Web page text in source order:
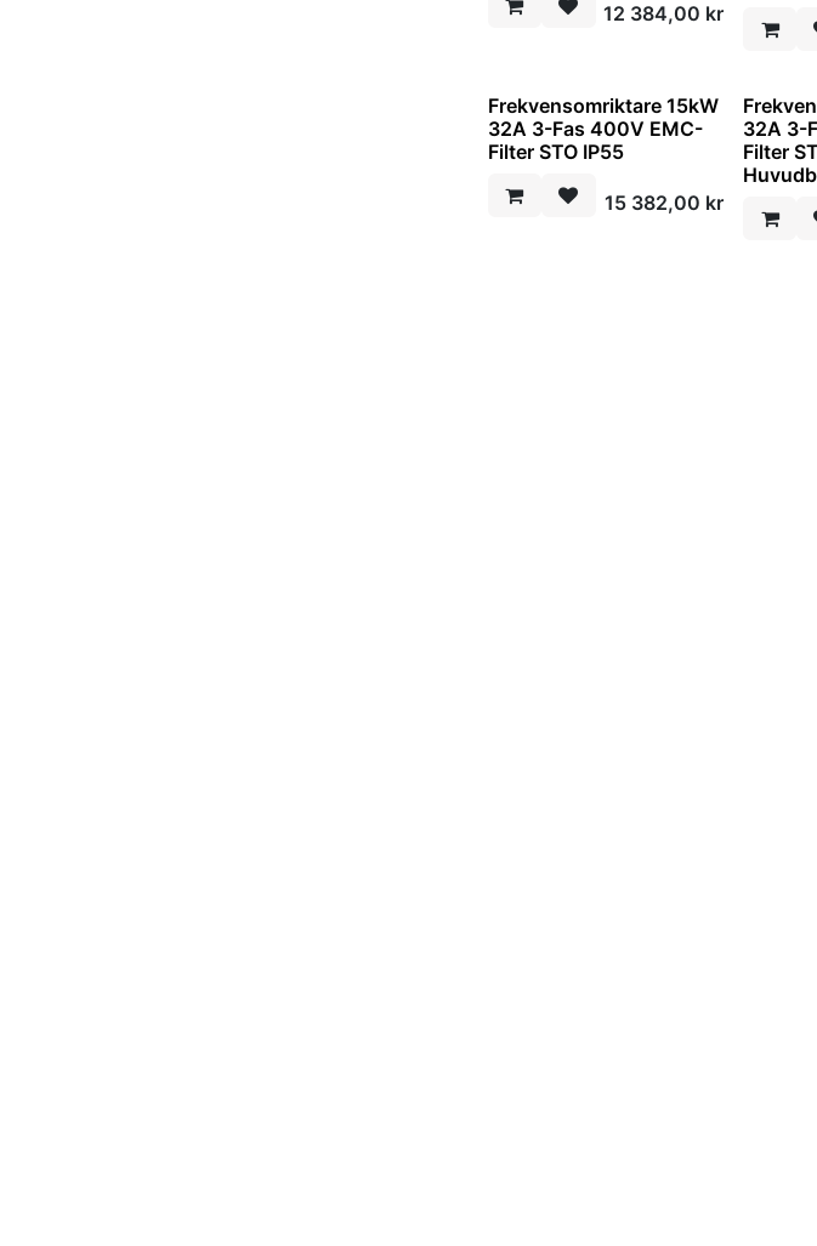
12 384,00 kr
Frekvensomriktare 15kW
32A 3-Fas 400V EMC-
Filter STO IP55
15 382,00 kr
32A 3-
Filter